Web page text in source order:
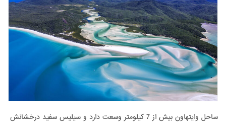
ساحل وایتهاون بیش از 7 کیلومتر وسعت دارد و سیلیس سفید درخشانش